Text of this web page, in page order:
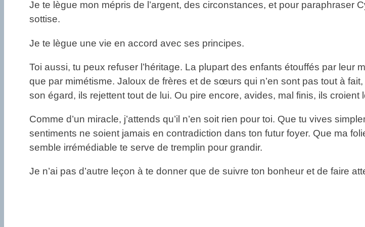
Je te lègue mon mépris de l’argent, des circonstances, et pour paraphraser
sottise.
Je te lègue une vie en accord avec ses principes.
Toi aussi, tu peux refuser l’héritage. La plupart des enfants étouffés par leur
que par mimétisme. Jaloux de frères et de sœurs qui n’en sont pas tout à
son égard, ils rejettent tout de lui. Ou pire encore, avides, mal finis, ils
Comme d’un miracle, j’attends qu’il n’en soit rien pour toi. Que tu vives
sentiments ne soient jamais en contradiction dans ton futur foyer. Que ma
semble irrémédiable te serve de tremplin pour grandir.
Je n’ai pas d’autre leçon à te donner que de suivre ton bonheur et de faire